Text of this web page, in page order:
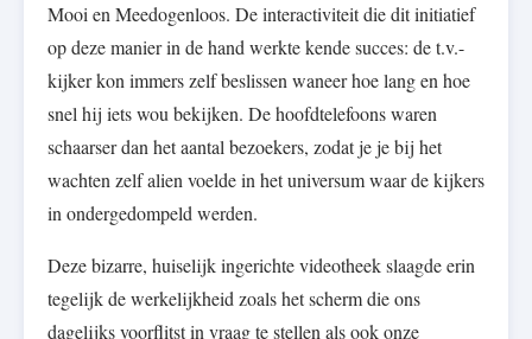
Mooi en Meedogenloos. De interactiviteit die dit initiatief
op deze manier in de hand werkte kende succes: de t.v.-
kijker kon immers zelf beslissen waneer hoe lang en hoe
snel hij iets wou bekijken. De hoofdtelefoons waren
schaarser dan het aantal bezoekers, zodat je je bij het
wachten zelf alien voelde in het universum waar de kijkers
in ondergedompeld werden.
Deze bizarre, huiselijk ingerichte videotheek slaagde erin
tegelijk de werkelijkheid zoals het scherm die ons
dagelijks voorflitst in vraag te stellen als ook onze